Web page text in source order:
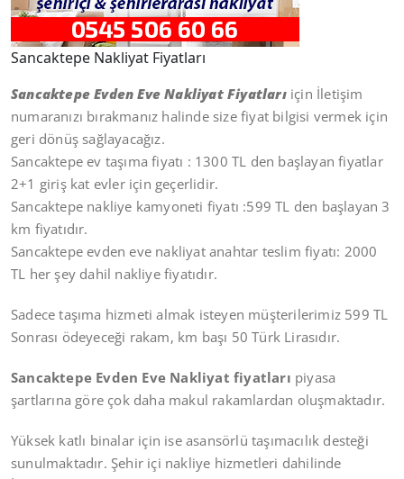
Sancaktepe Nakliyat Fiyatları
Sancaktepe Evden Eve Nakliyat Fiyatlarıiçin İletişim
numaranızı bırakmanız halinde size fiyat bilgisi vermek için
geri dönüş sağlayacağız.
Sancaktepe ev taşıma fiyatı : 1300 TL den başlayan fiyatlar
2+1 giriş kat evler için geçerlidir.
Sancaktepe nakliye kamyoneti fiyatı :599 TL den başlayan 3
km fiyatıdır.
Sancaktepe evden eve nakliyat anahtar teslim fiyatı: 2000
TL her şey dahil nakliye fiyatıdır.
Sadece taşıma hizmeti almak isteyen müşterilerimiz 599 TL
Sonrası ödeyeceği rakam, km başı 50 Türk Lirasıdır.
Sancaktepe Evden Eve Nakliyat fiyatları piyasa
şartlarına göre çok daha makul rakamlardan oluşmaktadır.
Yüksek katlı binalar için ise asansörlü taşımacılık desteği
sunulmaktadır. Şehir içi nakliye hizmetleri dahilinde